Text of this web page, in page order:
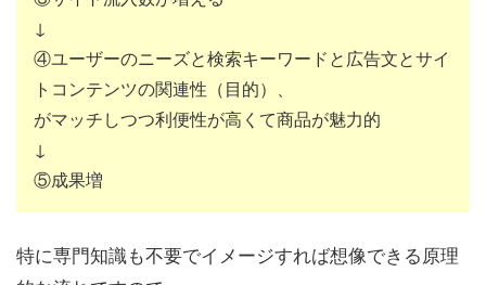
↓
④ユーザーのニーズと検索キーワードと広告文とサイ
トコンテンツの関連性（目的）、
がマッチしつつ利便性が高くて商品が魅力的
↓
⑤成果増
特に専門知識も不要でイメージすれば想像できる原理